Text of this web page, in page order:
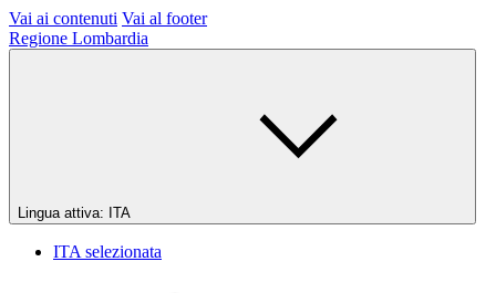
Vai ai contenuti Vai al footer
Regione Lombardia
Lingua attiva: ITA
ITA selezionata